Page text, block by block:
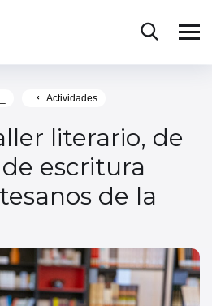
Actividades
literario, de
escritura
de la